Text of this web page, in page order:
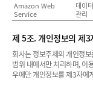
Amazon Web
Service
데이
관리
제 5조. 개인정보의 제3
회사는 정보주체의 개인정
범위 내에서만 처리하며, 이
우에만 개인정보를 제3자에